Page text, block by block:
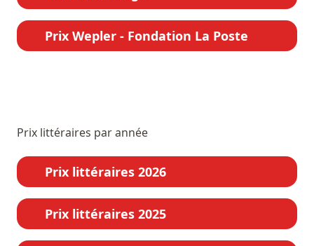
Prix Wepler - Fondation La Poste
Prix littéraires par année
Prix littéraires 2026
Prix littéraires 2025